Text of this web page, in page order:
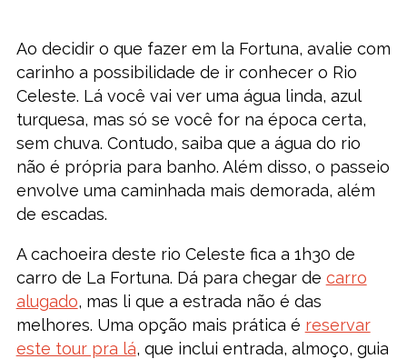
Ao decidir o que fazer em la Fortuna, avalie com
carinho a possibilidade de ir conhecer o Rio
Celeste. Lá você vai ver uma água linda, azul
turquesa, mas só se você for na época certa,
sem chuva. Contudo, saiba que a água do rio
não é própria para banho. Além disso, o passeio
envolve uma caminhada mais demorada, além
de escadas.
A cachoeira deste rio Celeste fica a 1h30 de
carro de La Fortuna. Dá para chegar de carro
alugado, mas li que a estrada não é das
melhores. Uma opção mais prática é reservar
este tour pra lá, que inclui entrada, almoço, guia